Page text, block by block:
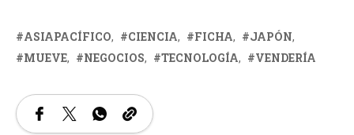
ASIAPACÍFICO CIENCIA FICHA
JAPÓN
MUEVE
NEGOCIOS TECNOLOGÍA VENDERÍA